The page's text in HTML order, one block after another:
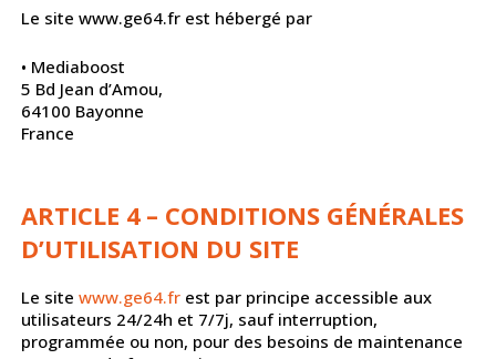
Le site www.ge64.fr est hébergé par
• Mediaboost
5 Bd Jean d’Amou,
64100 Bayonne
France
ARTICLE 4 – CONDITIONS GÉNÉRALES
D’UTILISATION DU SITE
Le site www.ge64.frest par principe accessible aux
utilisateurs 24/24h et 7/7j, sauf interruption,
programmée ou non, pour des besoins de maintenance